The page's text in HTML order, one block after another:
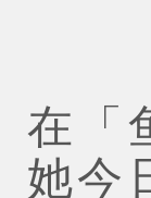
「
在「
她今